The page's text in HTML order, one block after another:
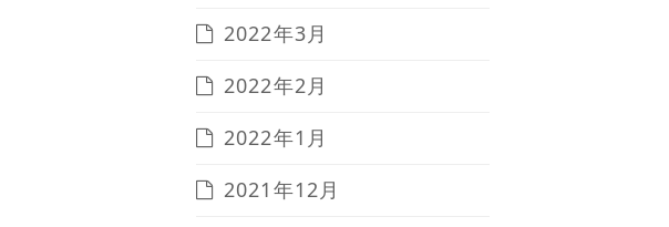
2022年3月
2022年2月
2022年1月
2021年12月